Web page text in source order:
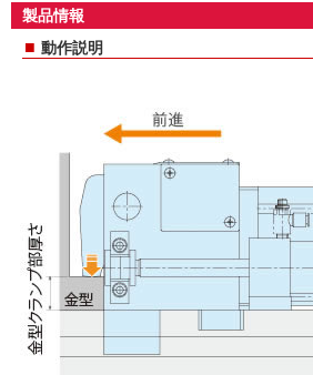
製品情報
■ 動作説明